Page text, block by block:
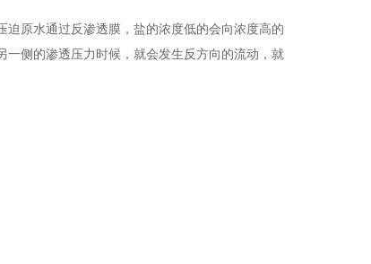
原水通过反渗透膜，盐的浓度低的会向浓度高的
侧的渗透压力时候，就会发生反方向的流动，就